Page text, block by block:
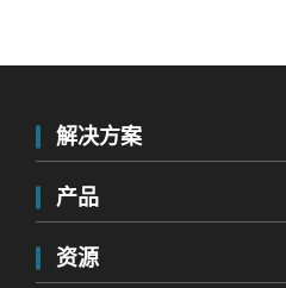
解决方案
产品
资源